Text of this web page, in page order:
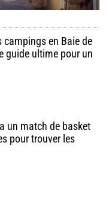
campings en Baie de
guide ultime pour un
un match de basket
pour trouver les